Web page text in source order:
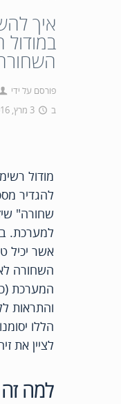
איך
פורסם על ידי
ב
3 מרץ, 2016
מודול
להגדיר
שחורה"
למערכת.
אשר יכיל
השחורה לא
המערכת
והתראות
הללו
לציין את
למה